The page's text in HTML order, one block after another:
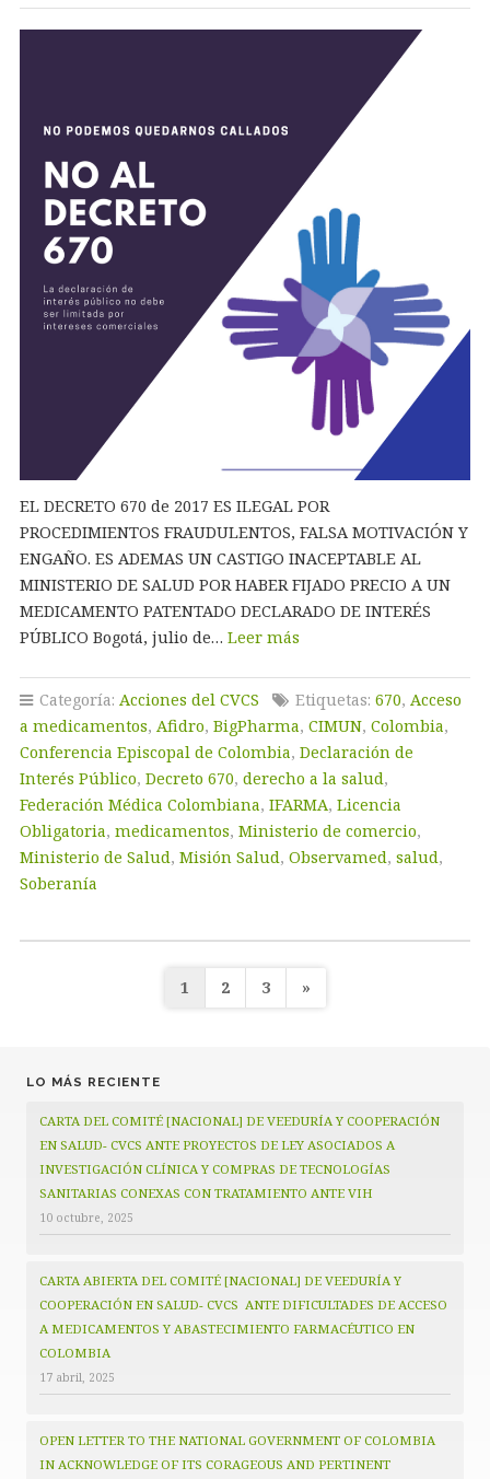
EL DECRETO 670 de 2017 ES ILEGAL POR
PROCEDIMIENTOS FRAUDULENTOS, FALSA MOTIVACIÓN Y
ENGAÑO. ES ADEMAS UN CASTIGO INACEPTABLE AL
MINISTERIO DE SALUD POR HABER FIJADO PRECIO A UN
MEDICAMENTO PATENTADO DECLARADO DE INTERÉS
PÚBLICO Bogotá, julio de… Leer más
Categoría: Acciones del CVCS Etiquetas: 670, Acceso
a medicamentos, Afidro, BigPharma, CIMUN, Colombia,
Conferencia Episcopal de Colombia, Declaración de
Interés Público, Decreto 670, derecho a la salud,
Federación Médica Colombiana, IFARMA, Licencia
Obligatoria, medicamentos, Ministerio de comercio,
Ministerio de Salud, Misión Salud, Observamed, salud,
Soberanía
Paginación
1 2 3 »
LO MÁS RECIENTE
CARTA DEL COMITÉ [NACIONAL] DE VEEDURÍA Y COOPERACIÓN
EN SALUD- CVCS ANTE PROYECTOS DE LEY ASOCIADOS A
INVESTIGACIÓN CLÍNICA Y COMPRAS DE TECNOLOGÍAS
SANITARIAS CONEXAS CON TRATAMIENTO ANTE VIH
10 octubre, 2025
CARTA ABIERTA DEL COMITÉ [NACIONAL] DE VEEDURÍA Y
COOPERACIÓN EN SALUD- CVCS ANTE DIFICULTADES DE ACCESO
A MEDICAMENTOS Y ABASTECIMIENTO FARMACÉUTICO EN
COLOMBIA
17 abril, 2025
OPEN LETTER TO THE NATIONAL GOVERNMENT OF COLOMBIA
IN ACKNOWLEDGE OF ITS CORAGEOUS AND PERTINENT